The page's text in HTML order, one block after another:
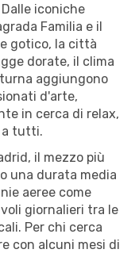
iconiche
Familia e il
gotico, la città
dorate, il clima
aggiungono
d'arte,
in cerca di relax,
a tutti.
il mezzo più
una durata media
aeree come
giornalieri tra le
Per chi cerca
con alcuni mesi di